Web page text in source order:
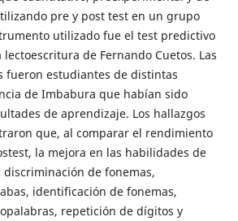
pre y post test en un grupo
utilizado fue el test predictivo
de Fernando Cuetos. Las
fueron estudiantes de distintas
de Imbabura que habían sido
de aprendizaje. Los hallazgos
que, al comparar el rendimiento
la mejora en las habilidades de
de fonemas,
identificación de fonemas,
repetición de dígitos y